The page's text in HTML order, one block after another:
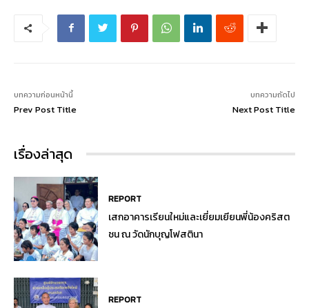
บทความก่อนหน้านี้
Prev Post Title
บทความถัดไป
Next Post Title
เรื่องล่าสุด
REPORT
เสกอาคารเรียนใหม่และเยี่ยมเยียนพี่น้องคริสต
ชน ณ วัดนักบุญโฟสตินา
REPORT